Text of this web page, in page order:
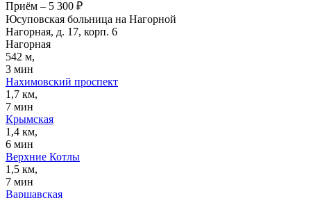
Приём – 5 300 ₽
Юсуповская больница на Нагорной
Нагорная, д. 17, корп. 6
Нагорная
542 м,
3 мин
Нахимовский проспект
1,7 км,
7 мин
Крымская
1,4 км,
6 мин
Верхние Котлы
1,5 км,
7 мин
Варшавская